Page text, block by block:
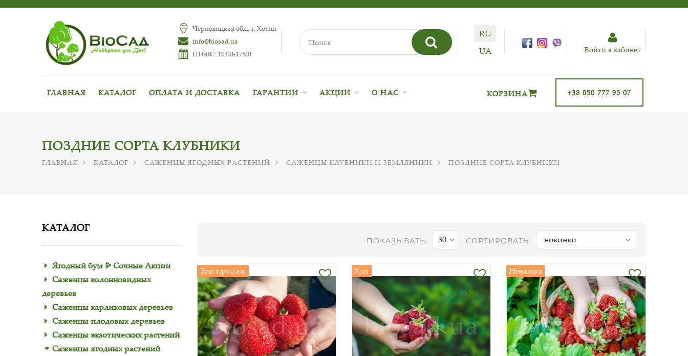
Черновицкая обл., г. Хотин
info@biosad.ua
ПН-ВС: 10:00-17:00
RU
UA
Войти в кабинет
ГЛАВНАЯ КАТАЛОГ ОПЛАТА И ДОСТАВКА ГАРАНТИИ АКЦИИ О НАС +38 050 777 95 07
КОРЗИНА
ПОЗДНИЕ СОРТА КЛУБНИКИ
ГЛАВНАЯ КАТАЛОГ САЖЕНЦЫ ЯГОДНЫХ РАСТЕНИЙ САЖЕНЦЫ КЛУБНИКИ И ЗЕМЛЯНИКИ ПОЗДНИЕ СОРТА КЛУБНИКИ
КАТАЛОГ
Ягодный бум ᐉ Сочные Акции
Саженцы колонновидных
деревьев
Саженцы карликовых деревьев
Саженцы плодовых деревьев
Саженцы экзотических растений
Саженцы ягодных растений
ПОКАЗЫВАТЬ: 30 СОРТИРОВАТЬ: новинки
Топ продаж Хит Новинка